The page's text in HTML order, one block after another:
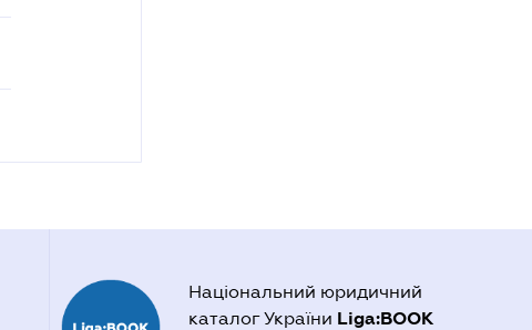
Національний юридичний
каталог України Liga:BOOK